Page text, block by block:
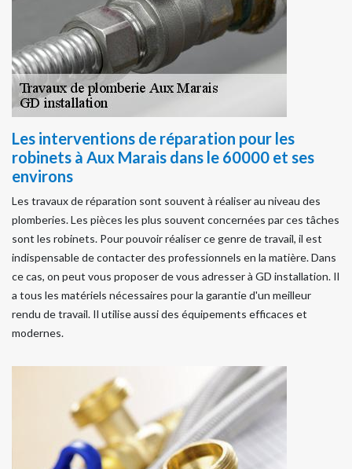
Les interventions de réparation pour les
robinets à Aux Marais dans le 60000 et ses
environs
Les travaux de réparation sont souvent à réaliser au niveau des
plomberies. Les pièces les plus souvent concernées par ces tâches
sont les robinets. Pour pouvoir réaliser ce genre de travail, il est
indispensable de contacter des professionnels en la matière. Dans
ce cas, on peut vous proposer de vous adresser à GD installation. Il
a tous les matériels nécessaires pour la garantie d'un meilleur
rendu de travail. Il utilise aussi des équipements efficaces et
modernes.